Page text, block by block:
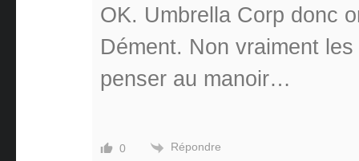
OK. Umbrella Corp donc
Dément. Non vraiment
penser au manoir…
0 Répondre